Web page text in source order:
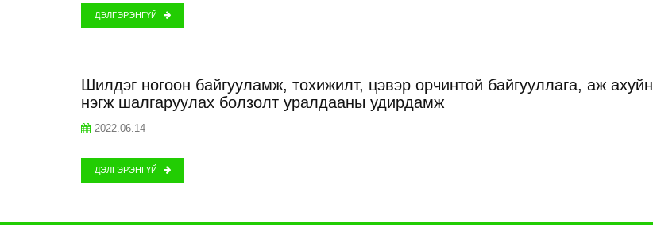
ДЭЛГЭРЭНГҮЙ
Шилдэг ногоон байгууламж, тохижилт, цэвэр орчинтой байгууллага, аж ахуйн
нэгж шалгаруулах болзолт уралдааны удирдамж
2022.06.14
ДЭЛГЭРЭНГҮЙ